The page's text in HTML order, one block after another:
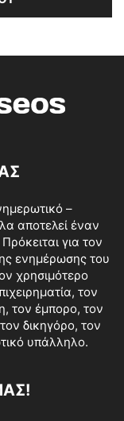
–
αποτελεί έναν
για τον
ενημέρωσης του
χρησιμότερο
τον
τον έμπορο, τον
δικηγόρο, τον
υπάλληλο.